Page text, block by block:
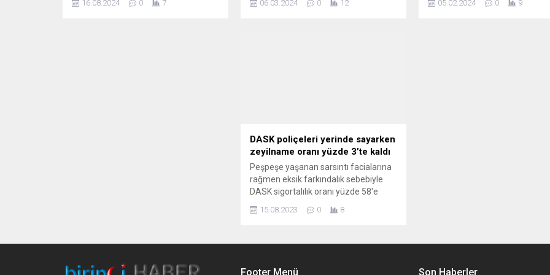
sigortalı konut sayısı 11,3 milyon.
16.08.2024 0 7
35 milyar lira ödeme yapıldığını
06.03.2024 0 12
tazminatın 35 milyar lirayı
05.02.2024 0 9
DASK poliçeleri yerinde sayarken
zeyilname oranı yüzde 3’te kaldı
Peşpeşe yaşanan sarsıntı facialarına
rağmen eksik farkındalık sebebiyle
DASK sigortalılık oranı yüzde 58'e
teminatlardan yararlanmak için
15.08.2023 0 8
Footer Menü Son Haberler